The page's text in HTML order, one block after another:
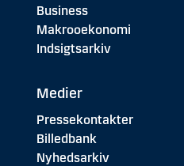
Business
Makrooekonomi
Indsigtsarkiv
Medier
Pressekontakter
Billedbank
Nyhedsarkiv